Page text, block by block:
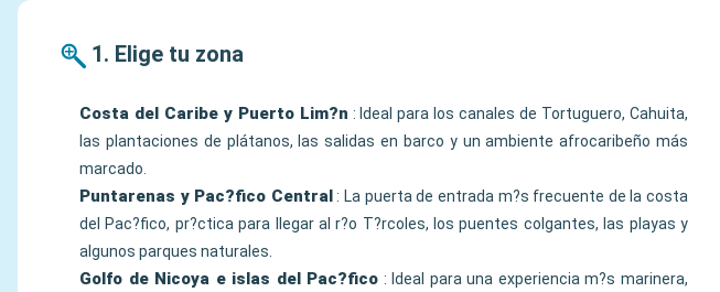
1. Elige tu zona
Costa del Caribe y Puerto Lim?n : Ideal para los canales de Tortuguero, Cahuita,
las plantaciones de plátanos, las salidas en barco y un ambiente afrocaribeño más
marcado.
Puntarenas y Pac?fico Central: La puerta de entrada m?s frecuente de la costa
del Pac?fico, pr?ctica para llegar al r?o T?rcoles, los puentes colgantes, las playas y
algunos parques naturales.
Golfo de Nicoya e islas del Pac?fico : Ideal para una experiencia m?s marinera,